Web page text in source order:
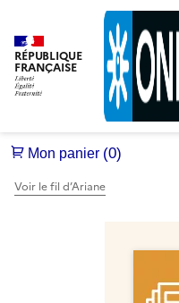
RÉPUBLIQUE
FRANÇAISE
Voir le fil d’Ariane